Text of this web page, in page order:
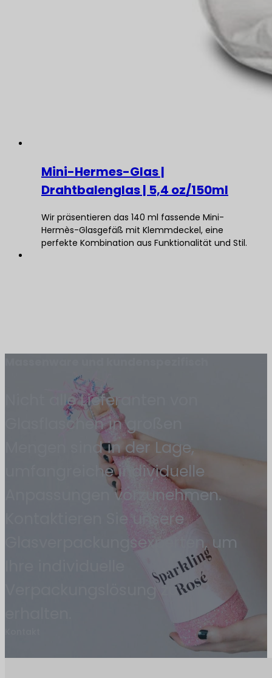
Mini-Hermes-Glas |
Drahtbalenglas | 5,4 oz/150ml
Wir präsentieren das 140 ml fassende Mini-
Hermès-Glasgefäß mit Klemmdeckel, eine
perfekte Kombination aus Funktionalität und Stil.
Nicht alle Lieferanten von
Glasflaschen in großen
Mengen sind in der Lage,
umfangreiche individuelle
Anpassungen vorzunehmen.
Kontaktieren Sie unsere
Glasverpackungsexperten, um
Verpackungslösung zu